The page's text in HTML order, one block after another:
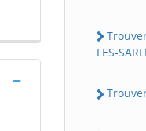
LES-